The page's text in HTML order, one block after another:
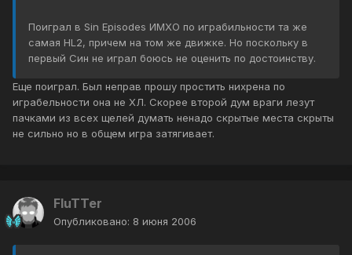
Поиграл в Sin Episodes ИМХО по играбильности та же
самая HL2, причем на том же движке. Но поскольку в
первый Син не играл боюсь не оценить по достоинству.
Еще поиграл. Был неправ прошу простить нихрена по
играбельности она не ХЛ. Скорее второй дум враги лезут
пачками из всех щелей думать ненадо скрытые места скрыты
не сильно но в общем игра затягивает.
FluTTer
Опубликовано: 8 июня 2006